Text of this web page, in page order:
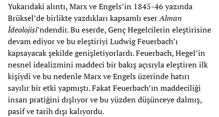
Yukarıdaki alıntı, Marx ve Engels’in 1845-46 yazında
Brüksel’de birlikte yazdıkları kapsamlı eserAlman
İdeolojisi’ndendir. Bu eserde, Genç Hegelcilerin eleştirisine
devam ediyor ve bu eleştiriyi Ludwig Feuerbach’ı
kapsayacak şekilde genişletiyorlardı. Feuerbach, Hegel’in
nesnel idealizmini maddeci bir bakış açısıyla eleştiren ilk
kişiydi ve bu nedenle Marx ve Engels üzerinde hatırı
sayılır bir etki yapmıştı. Fakat Feuerbach’ın maddeciliği
insan pratiğini dışlıyor ve bu yüzden düşünceye dalmış,
pasif ve tarih dışı kalıyordu.